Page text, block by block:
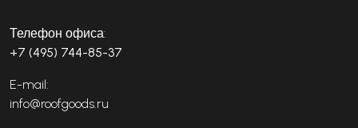
Телефон офиса:
+7 (495) 744-85-37
E-mail:
info@roofgoods.ru